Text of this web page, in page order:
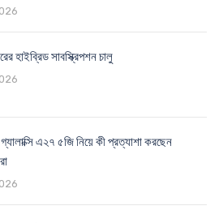
হাইব্রিড সাবস্ক্রিপশন চালু
এ২৭ ৫জি নিয়ে কী প্রত্যাশা করছেন